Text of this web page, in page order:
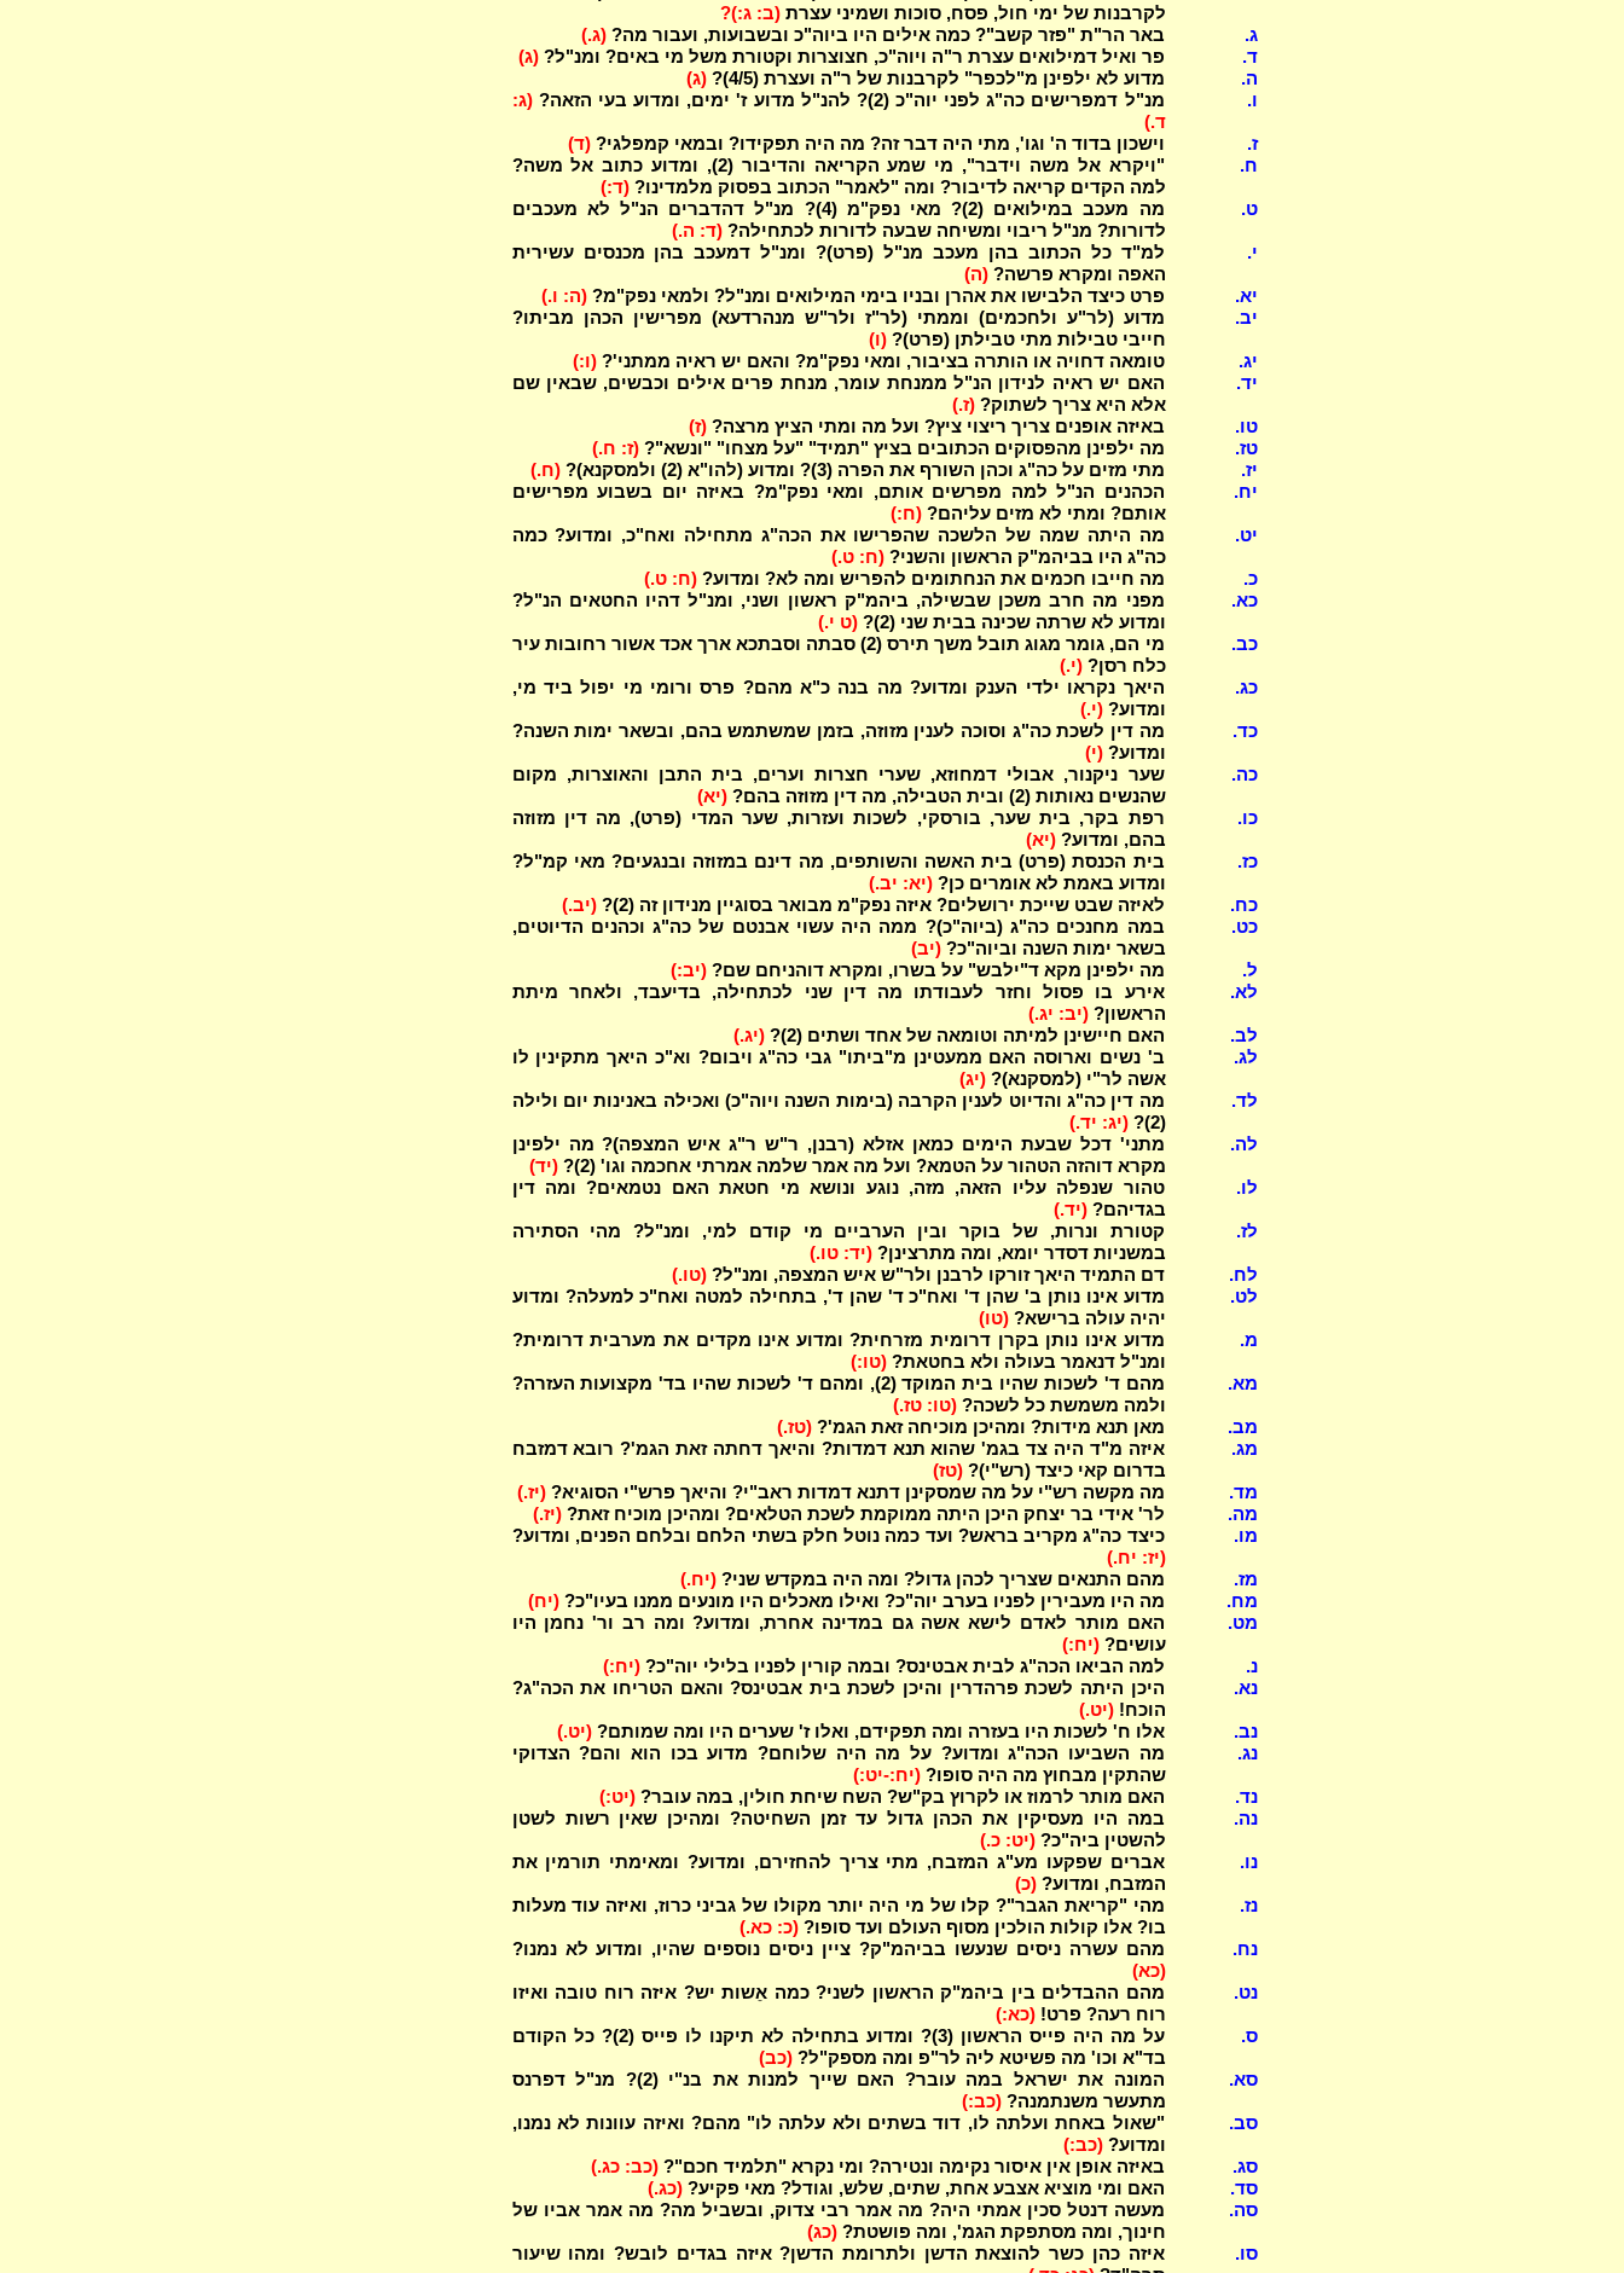
לקרבנות של ימי חול, פסח, סוכות ושמיני עצרת (ב: ג:)?
ג.
באר הר"ת "פזר קשב"? כמה אילים היו ביוה"כ ובשבועות, ועבור מה?(ג.)
ד.
פר ואיל דמילואים עצרת ר"ה ויוה"כ, חצוצרות וקטורת משל מי באים? ומנ"ל?(ג)
ה.
מדוע לא ילפינן מ"לכפר" לקרבנות של ר"ה ועצרת (4/5)?
(ג)
ו.
מנ"ל דמפרישים כה"ג לפני יוה"כ (2)? להנ"ל מדוע ז' ימים, ומדוע בעי הזאה?
(ג:
ד.)
ז.
וישכון בדוד ה' וגו', מתי היה דבר זה? מה היה תפקידו? ובמאי קמפלגי?(ד)
ח.
"ויקרא אל משה וידבר", מי שמע הקריאה והדיבור (2), ומדוע כתוב אל משה?
למה הקדים קריאה לדיבור? ומה "לאמר" הכתוב בפסוק מלמדינו? (ד:)
ט.
מה מעכב במילואים (2)? מאי נפק"מ (4)? מנ"ל דהדברים הנ"ל לא מעכבים
לדורות? מנ"ל ריבוי ומשיחה שבעה לדורות לכתחילה? (ד: ה.)
י.
למ"ד כל הכתוב בהן מעכב מנ"ל (פרט)? ומנ"ל דמעכב בהן מכנסים עשירית
האפה ומקרא פרשה? (ה)
יא.
פרט כיצד הלבישו את אהרן ובניו בימי המילואים ומנ"ל? ולמאי נפק"מ?(ה: ו.)
יב.
מדוע (לר"ע ולחכמים) וממתי (לר"ז ולר"ש מנהרדעא) מפרישין הכהן מביתו?
חייבי טבילות מתי טבילתן (פרט)? (ו)
יג.
טומאה דחויה או הותרה בציבור, ומאי נפק"מ? והאם יש ראיה ממתני'?(ו:)
יד.
האם יש ראיה לנידון הנ"ל ממנחת עומר, מנחת פרים אילים וכבשים, שבאין שם
אלא היא צריך לשתוק? (ז.)
טו.
באיזה אופנים צריך ריצוי ציץ? ועל מה ומתי הציץ מרצה?(ז)
טז.
מה ילפינן מהפסוקים הכתובים בציץ "תמיד" "על מצחו" "ונשא"?(ז: ח.)
יז.
מתי מזים על כה"ג וכהן השורף את הפרה (3)? ומדוע (להו"א (2) ולמסקנא)?
(ח.)
יח.
הכהנים הנ"ל למה מפרשים אותם, ומאי נפק"מ? באיזה יום בשבוע מפרישים
אותם? ומתי לא מזים עליהם? (ח:)
יט.
מה היתה שמה של הלשכה שהפרישו את הכה"ג מתחילה ואח"כ, ומדוע? כמה
כה"ג היו בביהמ"ק הראשון והשני? (ח: ט.)
כ.
מה חייבו חכמים את הנחתומים להפריש ומה לא? ומדוע?(ח: ט.)
כא.
מפני מה חרב משכן שבשילה, ביהמ"ק ראשון ושני, ומנ"ל דהיו החטאים הנ"ל?
ומדוע לא שרתה שכינה בבית שני (2)?
(ט י.)
כב.
מי הם, גומר מגוג תובל משך תירס (2) סבתה וסבתכא ארך אכד אשור רחובות עיר
כלח רסן? (י.)
כג.
היאך נקראו ילדי הענק ומדוע? מה בנה כ"א מהם? פרס ורומי מי יפול ביד מי,
ומדוע? (י.)
כד.
מה דין לשכת כה"ג וסוכה לענין מזוזה, בזמן שמשתמש בהם, ובשאר ימות השנה?
ומדוע? (י)
כה.
שער ניקנור, אבולי דמחוזא, שערי חצרות וערים, בית התבן והאוצרות, מקום
שהנשים נאותות (2) ובית הטבילה, מה דין מזוזה בהם?
(יא)
כו.
רפת בקר, בית שער, בורסקי, לשכות ועזרות, שער המדי (פרט), מה דין מזוזה
בהם, ומדוע? (יא)
כז.
בית הכנסת (פרט) בית האשה והשותפים, מה דינם במזוזה ובנגעים? מאי קמ"ל?
ומדוע באמת לא אומרים כן? (יא: יב.)
כח.
לאיזה שבט שייכת ירושלים? איזה נפק"מ מבואר בסוגיין מנידון זה (2)?
(יב.)
כט.
במה מחנכים כה"ג (ביוה"כ)? ממה היה עשוי אבנטם של כה"ג וכהנים הדיוטים,
בשאר ימות השנה וביוה"כ? (יב)
ל.
מה ילפינן מקא ד"ילבש" על בשרו, ומקרא דוהניחם שם?(יב:)
לא.
אירע בו פסול וחזר לעבודתו מה דין שני לכתחילה, בדיעבד, ולאחר מיתת
הראשון? (יב: יג.)
לב.
האם חיישינן למיתה וטומאה של אחד ושתים (2)?
(יג.)
לג.
ב' נשים וארוסה האם ממעטינן מ"ביתו" גבי כה"ג ויבום? וא"כ היאך מתקינין לו
אשה לר"י (למסקנא)? (יג)
לד.
מה דין כה"ג והדיוט לענין הקרבה (בימות השנה ויוה"כ) ואכילה באנינות יום ולילה
(2)?
(יג: יד.)
לה.
מתני' דכל שבעת הימים כמאן אזלא (רבנן, ר"ש ר"ג איש המצפה)? מה ילפינן
מקרא דוהזה הטהור על הטמא? ועל מה אמר שלמה אמרתי אחכמה וגו' (2)?
(יד)
לו.
טהור שנפלה עליו הזאה, מזה, נוגע ונושא מי חטאת האם נטמאים? ומה דין
בגדיהם? (יד.)
לז.
קטורת ונרות, של בוקר ובין הערביים מי קודם למי, ומנ"ל? מהי הסתירה
במשניות דסדר יומא, ומה מתרצינן? (יד: טו.)
לח.
דם התמיד היאך זורקו לרבנן ולר"ש איש המצפה, ומנ"ל?(טו.)
לט.
מדוע אינו נותן ב' שהן ד' ואח"כ ד' שהן ד', בתחילה למטה ואח"כ למעלה? ומדוע
יהיה עולה ברישא? (טו)
מ.
מדוע אינו נותן בקרן דרומית מזרחית? ומדוע אינו מקדים את מערבית דרומית?
ומנ"ל דנאמר בעולה ולא בחטאת? (טו:)
מא.
מהם ד' לשכות שהיו בית המוקד (2), ומהם ד' לשכות שהיו בד' מקצועות העזרה?
ולמה משמשת כל לשכה? (טו: טז.)
מב.
מאן תנא מידות? ומהיכן מוכיחה זאת הגמ'?(טז.)
מג.
איזה מ"ד היה צד בגמ' שהוא תנא דמדות? והיאך דחתה זאת הגמ'? רובא דמזבח
בדרום קאי כיצד (רש"י)? (טז)
מד.
מה מקשה רש"י על מה שמסקינן דתנא דמדות ראב"י? והיאך פרש"י הסוגיא?(יז.)
מה.
לר' אידי בר יצחק היכן היתה ממוקמת לשכת הטלאים? ומהיכן מוכיח זאת?(יז.)
מו.
כיצד כה"ג מקריב בראש? ועד כמה נוטל חלק בשתי הלחם ובלחם הפנים, ומדוע?
(יז: יח.)
מז.
מהם התנאים שצריך לכהן גדול? ומה היה במקדש שני?(יח.)
מח.
מה היו מעבירין לפניו בערב יוה"כ? ואילו מאכלים היו מונעים ממנו בעיו"כ?(יח)
מט.
האם מותר לאדם לישא אשה גם במדינה אחרת, ומדוע? ומה רב ור' נחמן היו
עושים? (יח:)
נ.
למה הביאו הכה"ג לבית אבטינס? ובמה קורין לפניו בלילי יוה"כ?(יח:)
נא.
היכן היתה לשכת פרהדרין והיכן לשכת בית אבטינס? והאם הטריחו את הכה"ג?
הוכח! (יט.)
נב.
אלו ח' לשכות היו בעזרה ומה תפקידם, ואלו ז' שערים היו ומה שמותם?(יט.)
נג.
מה השביעו הכה"ג ומדוע? על מה היה שלוחם? מדוע בכו הוא והם? הצדוקי
שהתקין מבחוץ מה היה סופו? (יח:-יט:)
נד.
האם מותר לרמוז או לקרוץ בק"ש? השח שיחת חולין, במה עובר?(יט:)
נה.
במה היו מעסיקין את הכהן גדול עד זמן השחיטה? ומהיכן שאין רשות לשטן
להשטין ביה"כ? (יט: כ.)
נו.
אברים שפקעו מע"ג המזבח, מתי צריך להחזירם, ומדוע? ומאימתי תורמין את
המזבח, ומדוע? (כ)
נז.
מהי "קריאת הגבר"? קלו של מי היה יותר מקולו של גביני כרוז, ואיזה עוד מעלות
בו? אלו קולות הולכין מסוף העולם ועד סופו? (כ: כא.)
נח.
מהם עשרה ניסים שנעשו בביהמ"ק? ציין ניסים נוספים שהיו, ומדוע לא נמנו?
(כא)
נט.
מהם ההבדלים בין ביהמ"ק הראשון לשני? כמה אֵשות יש? איזה רוח טובה ואיזו
רוח רעה? פרט! (כא:)
ס.
על מה היה פייס הראשון (3)? ומדוע בתחילה לא תיקנו לו פייס (2)? כל הקודם
בד"א וכו' מה פשיטא ליה לר"פ ומה מספק"ל? (כב)
סא.
המונה את ישראל במה עובר? האם שייך למנות את בנ"י (2)? מנ"ל דפרנס
מתעשר משנתמנה? (כב:)
סב.
"שאול באחת ועלתה לו, דוד בשתים ולא עלתה לו" מהם? ואיזה עוונות לא נמנו,
ומדוע? (כב:)
סג.
באיזה אופן אין איסור נקימה ונטירה? ומי נקרא "תלמיד חכם"?(כב: כג.)
סד.
האם ומי מוציא אצבע אחת, שתים, שלש, וגודל? מאי פקיע?(כג.)
סה.
מעשה דנטל סכין אמתי היה? מה אמר רבי צדוק, ובשביל מה? מה אמר אביו של
חינוך, ומה מסתפקת הגמ', ומה פושטת? (כג)
סו.
איזה כהן כשר להוצאת הדשן ולתרומת הדשן? איזה בגדים לובש? ומהו שיעור